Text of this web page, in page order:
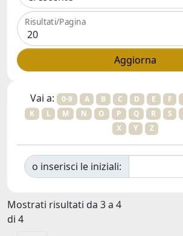
Risultati/Pagina
Vai a: 0-9 A B C D E F
K
L M N O P Q R S
X
Y Z
o inserisci le iniziali:
Mostrati risultati da 3 a 4
di 4